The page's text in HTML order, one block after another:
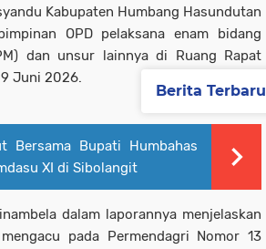
Kabupaten Humbang Hasundutan
OPD pelaksana enam bidang
dan unsur lainnya di Ruang Rapat
Juni 2026.
Bersama Bupati Humbahas
XI di Sibolangit
dalam laporannya menjelaskan
pada Permendagri Nomor 13
Berita Terbaru